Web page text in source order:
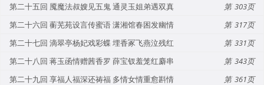
第二十五回 魇魔法叔嫂见五鬼 通灵玉姐弟遇双真
303
第二十六回 蘅芜苑设言传蜜语 潇湘馆春困发幽情
317
第二十七回 滴翠亭杨妃戏彩蝶 埋香冢飞燕泣残红
331
第二十八回 蒋玉函情赠茜香罗 薛宝钗羞笼红麝串
343
第二十九回 享福人福深还祷福 多情女情重愈斟情
361